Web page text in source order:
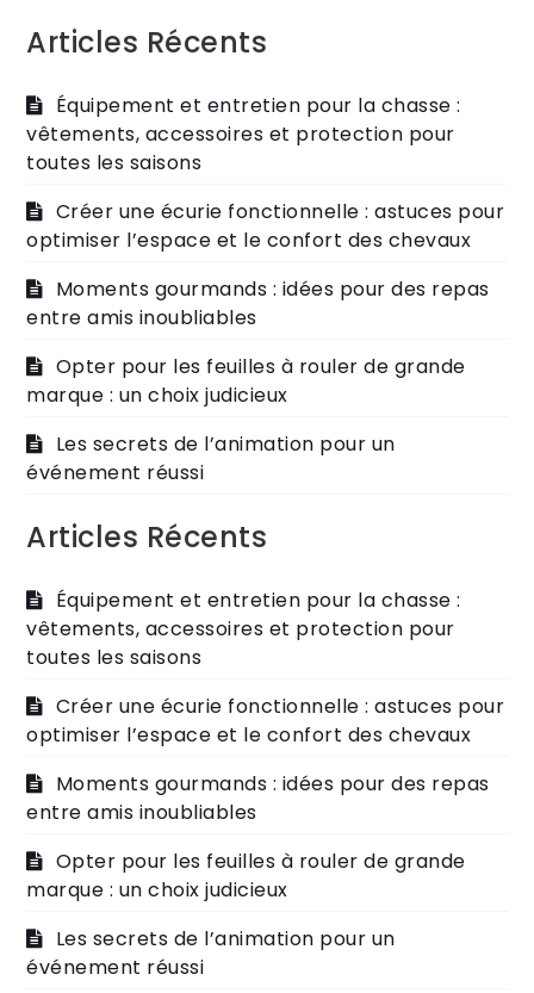
Articles Récents
Équipement et entretien pour la chasse :
vêtements, accessoires et protection pour
toutes les saisons
Créer une écurie fonctionnelle : astuces pour
optimiser l’espace et le confort des chevaux
Moments gourmands : idées pour des repas
entre amis inoubliables
Opter pour les feuilles à rouler de grande
marque : un choix judicieux
Les secrets de l’animation pour un
événement réussi
Articles Récents
Équipement et entretien pour la chasse :
vêtements, accessoires et protection pour
toutes les saisons
Créer une écurie fonctionnelle : astuces pour
optimiser l’espace et le confort des chevaux
Moments gourmands : idées pour des repas
entre amis inoubliables
Opter pour les feuilles à rouler de grande
marque : un choix judicieux
Les secrets de l’animation pour un
événement réussi